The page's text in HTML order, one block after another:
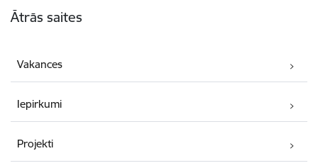
Ātrās saites
Vakances
Iepirkumi
Projekti